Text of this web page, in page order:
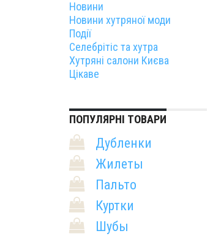
Новини
Новини хутряної моди
Події
Селебрітіс та хутра
Хутряні салони Києва
Цікаве
ПОПУЛЯРНІ ТОВАРИ
Дубленки
Жилеты
Пальто
Куртки
Шубы